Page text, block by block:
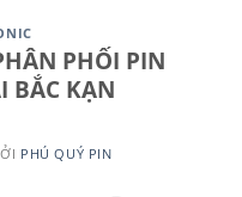
PHỐI PIN
BẮC KẠN
PHÚ QUÝ PIN